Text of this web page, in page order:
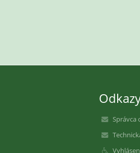
Správca